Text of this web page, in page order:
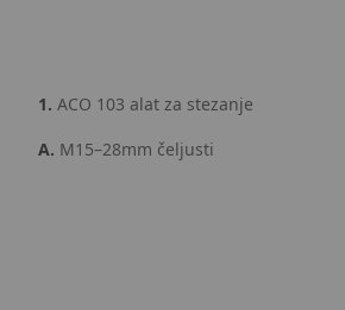
1. ACO 103 alat za stezanje
A. M15–28mm čeljusti